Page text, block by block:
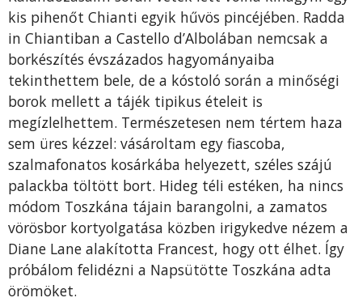
kis pihenőt Chianti egyik hűvös pincéjében. Radda
in Chiantiban a Castello d’Albolában nemcsak a
borkészítés évszázados hagyományaiba
tekinthettem bele, de a kóstoló során a minőségi
borok mellett a tájék tipikus ételeit is
megízlelhettem. Természetesen nem tértem haza
sem üres kézzel: vásároltam egy fiascoba,
szalmafonatos kosárkába helyezett, széles szájú
palackba töltött bort. Hideg téli estéken, ha nincs
módom Toszkána tájain barangolni, a zamatos
vörösbor kortyolgatása közben irigykedve nézem a
Diane Lane alakította Francest, hogy ott élhet. Így
próbálom felidézni a Napsütötte Toszkána adta
örömöket.